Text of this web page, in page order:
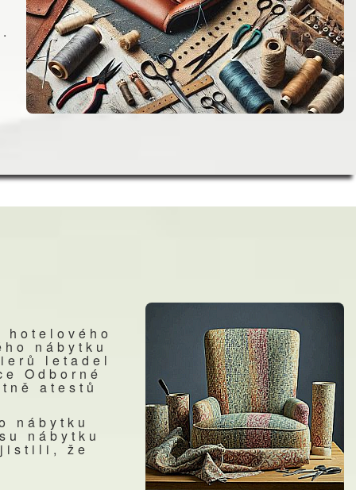
nábytku
letadel
Odborné
atestů
nábytku
nábytku
že